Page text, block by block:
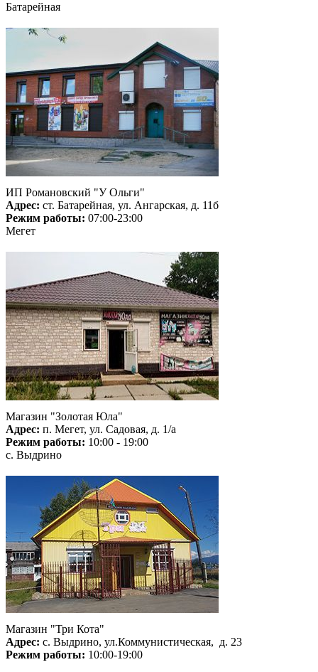
Батарейная
ИП Романовский "У Ольги"
Адрес: ст. Батарейная, ул. Ангарская, д. 11б
Режим работы: 07:00-23:00
Мегет
Магазин "Золотая Юла"
Адрес: п. Мегет, ул. Садовая, д. 1/а
Режим работы: 10:00 - 19:00
с. Выдрино
Магазин "Три Кота"
Адрес: с. Выдрино, ул.Коммунистическая, д. 23
Режим работы: 10:00-19:00